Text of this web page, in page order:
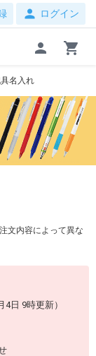
person ログイン
person shopping_cart
名入れ
文内容によって異な
日 9時更新）